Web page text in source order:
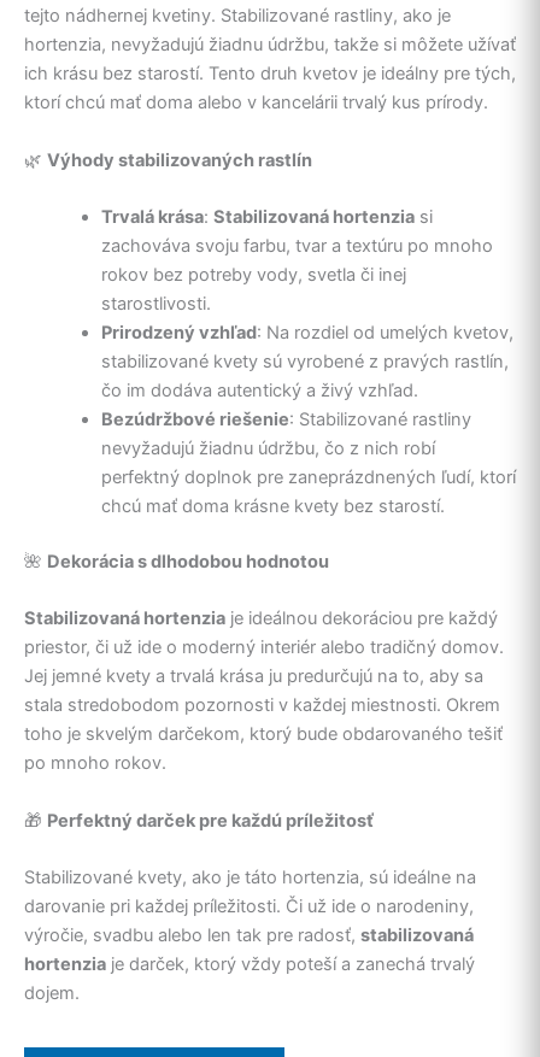
tejto nádhernej kvetiny. Stabilizované rastliny, ako je
hortenzia, nevyžadujú žiadnu údržbu, takže si môžete užívať
ich krásu bez starostí. Tento druh kvetov je ideálny pre tých,
ktorí chcú mať doma alebo v kancelárii trvalý kus prírody.
🌿 Výhody stabilizovaných rastlín
Trvalá krása: Stabilizovaná hortenziasi
zachováva svoju farbu, tvar a textúru po mnoho
rokov bez potreby vody, svetla či inej
starostlivosti.
Prirodzený vzhľad: Na rozdiel od umelých kvetov,
stabilizované kvety sú vyrobené z pravých rastlín,
čo im dodáva autentický a živý vzhľad.
Bezúdržbové riešenie: Stabilizované rastliny
nevyžadujú žiadnu údržbu, čo z nich robí
perfektný doplnok pre zaneprázdnených ľudí, ktorí
chcú mať doma krásne kvety bez starostí.
🌺 Dekorácia s dlhodobou hodnotou
Stabilizovaná hortenzia je ideálnou dekoráciou pre každý
priestor, či už ide o moderný interiér alebo tradičný domov.
Jej jemné kvety a trvalá krása ju predurčujú na to, aby sa
stala stredobodom pozornosti v každej miestnosti. Okrem
toho je skvelým darčekom, ktorý bude obdarovaného tešiť
po mnoho rokov.
🎁 Perfektný darček pre každú príležitosť
Stabilizované kvety, ako je táto hortenzia, sú ideálne na
darovanie pri každej príležitosti. Či už ide o narodeniny,
výročie, svadbu alebo len tak pre radosť, stabilizovaná
hortenzia je darček, ktorý vždy poteší a zanechá trvalý
dojem.